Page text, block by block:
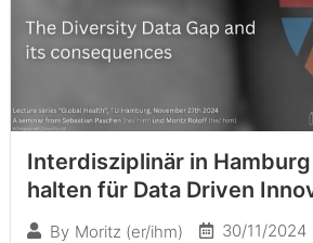
Interdisziplinär in Hamburg
halten für Data Driven
By Moritz (er/ihm) 30/11/2024